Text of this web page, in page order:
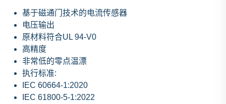
基于磁通门技术的电流传感器
电压输出
原材料符合UL 94-V0
高精度
非常低的零点温漂
执行标准:
IEC 60664-1:2020
IEC 61800-5-1:2022